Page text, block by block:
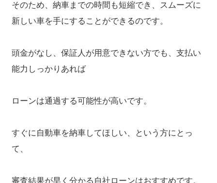
そのため、納車までの時間も短縮でき、スムーズに
新しい車を手にすることができるのです。
頭金がなし、保証人が用意できない方でも、支払い
能力しっかりあれば
ローンは通過する可能性が高いです。
すぐに自動車を納車してほしい、という方にとっ
て、
審査結果が早く分かる自社ローンはおすすめです。